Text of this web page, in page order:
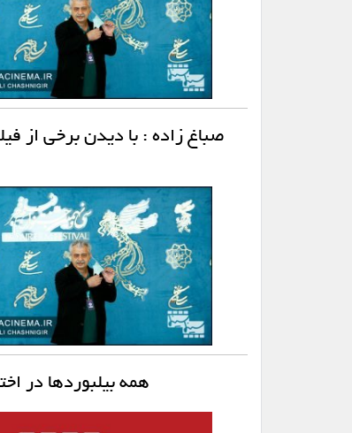
صباغ زاده : با دیدن برخی از
همه بیلبوردها در